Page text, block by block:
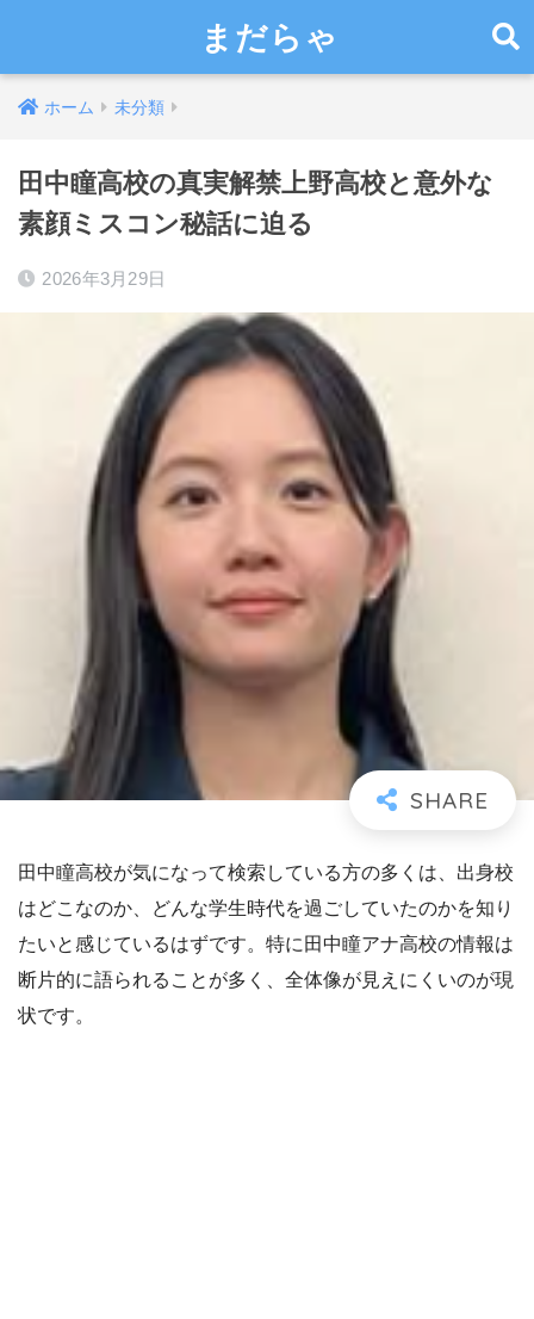
まだらゃ
ホーム 未分類
田中瞳高校の真実解禁上野高校と意外な
素顔ミスコン秘話に迫る
2026年3月29日
田中瞳高校が気になって検索している方の多くは、出身校
はどこなのか、どんな学生時代を過ごしていたのかを知り
たいと感じているはずです。特に田中瞳アナ高校の情報は
断片的に語られることが多く、全体像が見えにくいのが現
状です。